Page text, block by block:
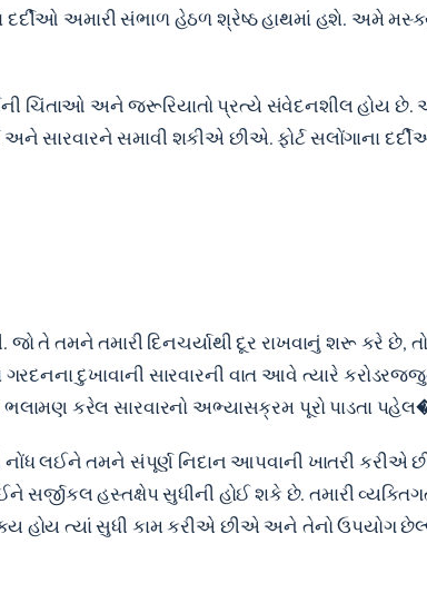
દર્દીઓ અમારી સંભાળ હેઠળ શ્રેષ્ઠ હાથમાં હશે. અમે
ચિંતાઓ અને જરૂરિયાતો પ્રત્યે સંવેદનશીલ હોય
સારવારને સમાવી શકીએ છીએ. ફોર્ટ સલોંગાના
તે તમને તમારી દિનચર્યાથી દૂર રાખવાનું શરૂ કરે છે, તો
દુખાવાની સારવારની વાત આવે ત્યારે
કરેલ સારવારનો અભ્યાસક્રમ પૂરો પાડતા
તમને સંપૂર્ણ નિદાન આપવાની ખાતરી કરીએ
સર્જીકલ હસ્તક્ષેપ સુધીની હોઈ શકે છે. તમારી
હોય ત્યાં સુધી કામ કરીએ છીએ અને તેનો ઉપયોગ